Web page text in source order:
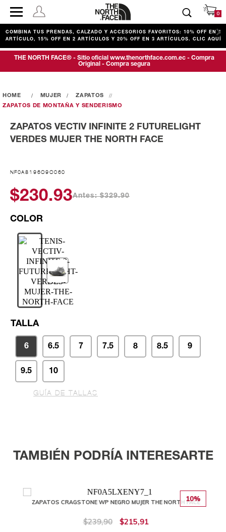
0
COMBINA TUS PRENDAS, CALZADO Y ACCESORIOS FAVORITOS: 10% OFF EN 1
ARTÍCULO, 15% OFF EN 2 ARTÍCULOS Y 20% OFF EN 3 ARTÍCULOS. CLIC AQUÍ
THE NORTH FACE® - Sitio oficial www.thenorthface.com.ec - Compra
Original - Compra segura
MUJER
ZAPATOS
ZAPATOS DE MONTAÑA Y SENDERISMO
ZAPATOS VECTIV INFINITE 2 FUTURELIGHT
VERDES MUJER THE NORTH FACE
NF0A8196O9O060
$230.93Antes: $329.90
TALLA
6 6.5 7 7.5 8 8.5 9
9.5 10
GUÍA DE TALLAS
TAMBIÉN PODRÍA INTERESARTE
10%
ZAPATOS CRAGSTONE WP NEGRO MUJER THE NORTH FACE
$239,90 $215,91